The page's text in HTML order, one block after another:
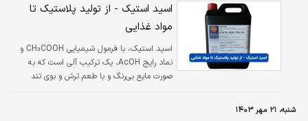
اسید استیک - از تولید پلاستیک تا
مواد غذایی
اسید استیک، با فرمول شیمیایی CH₃COOH و
نماد رایج AcOH، یک ترکیب آلی است که به
صورت مایع بی‌رنگ و با طعم ترش و بوی تند
شنبه، ۲۱ مهر ۱۴۰۳